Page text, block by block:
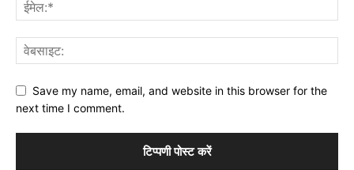
Save my name, email, and website in this browser for the
next time I comment.